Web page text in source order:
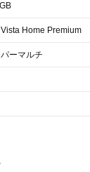
Home Premium
ーマルチ